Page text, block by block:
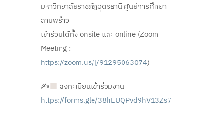
มหาวิทยาลัยราชภัฏอุดรธานี ศูนย์การศึกษา
สามพร้าว
เข้าร่วมได้ทั้ง onsite และ online (Zoom
Meeting :
https://zoom.us/j/91295063074)
✍
ลงทะเบียนเข้าร่วมงาน
https://forms.gle/38hEUQPvd9hV13Zs7